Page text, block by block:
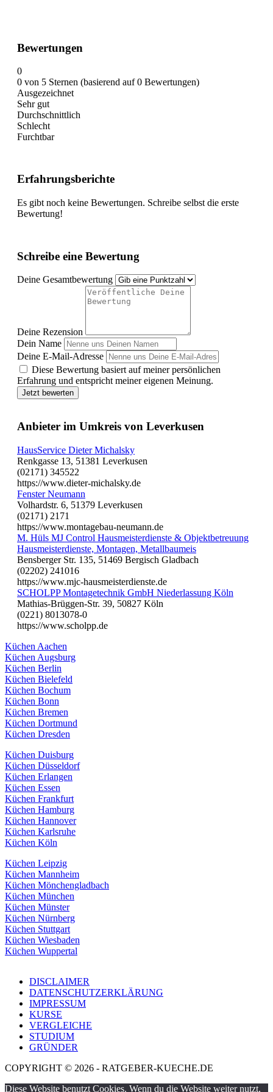
Bewertungen
0
0 von 5 Sternen (basierend auf 0 Bewertungen)
Ausgezeichnet
Sehr gut
Durchschnittlich
Schlecht
Furchtbar
Erfahrungsberichte
Es gibt noch keine Bewertungen. Schreibe selbst die erste
Bewertung!
Schreibe eine Bewertung
Deine Gesamtbewertung
Deine Rezension
Dein Name
Deine E-Mail-Adresse
Diese Bewertung basiert auf meiner persönlichen
Erfahrung und entspricht meiner eigenen Meinung.
Jetzt bewerten
Anbieter im Umkreis von Leverkusen
HausService Dieter Michalsky
Renkgasse 13, 51381 Leverkusen
(02171) 345522
https://www.dieter-michalsky.de
Fenster Neumann
Volhardstr. 6, 51379 Leverkusen
(02171) 2171
https://www.montagebau-neumann.de
M. Hüls MJ Control Hausmeisterdienste & Objektbetreuung
Hausmeisterdienste, Montagen, Metallbaumeis
Bensberger Str. 135, 51469 Bergisch Gladbach
(02202) 241016
https://www.mjc-hausmeisterdienste.de
SCHOLPP Montagetechnik GmbH Niederlassung Köln
Mathias-Brüggen-Str. 39, 50827 Köln
(0221) 8013078-0
https://www.scholpp.de
Küchen Aachen
Küchen Augsburg
Küchen Berlin
Küchen Bielefeld
Küchen Bochum
Küchen Bonn
Küchen Bremen
Küchen Dortmund
Küchen Dresden
Küchen Duisburg
Küchen Düsseldorf
Küchen Erlangen
Küchen Essen
Küchen Frankfurt
Küchen Hamburg
Küchen Hannover
Küchen Karlsruhe
Küchen Köln
Küchen Leipzig
Küchen Mannheim
Küchen Mönchengladbach
Küchen München
Küchen Münster
Küchen Nürnberg
Küchen Stuttgart
Küchen Wiesbaden
Küchen Wuppertal
DISCLAIMER
DATENSCHUTZERKLÄRUNG
IMPRESSUM
KURSE
VERGLEICHE
STUDIUM
GRÜNDER
COPYRIGHT © 2026 - RATGEBER-KUECHE.DE
Diese Website benutzt Cookies. Wenn du die Website weiter nutzt,